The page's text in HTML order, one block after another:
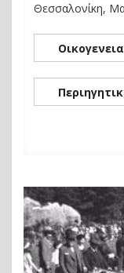
Θεσσαλονίκη,